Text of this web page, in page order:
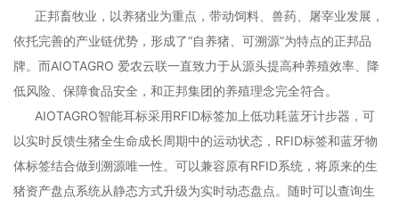
正邦畜牧业，以养猪业为重点，带动饲料、兽药、屠宰业发展，
依托完善的产业链优势，形成了“自养猪、可溯源”为特点的正邦品
牌。而AIOTAGRO 爱农云联一直致力于从源头提高种养殖效率、降
低风险、保障食品安全，和正邦集团的养殖理念完全符合。
AIOTAGRO智能耳标采用RFID标签加上低功耗蓝牙计步器，可
以实时反馈生猪全生命成长周期中的运动状态，RFID标签和蓝牙物
体标签结合做到溯源唯一性。可以兼容原有RFID系统，将原来的生
猪资产盘点系统从静态方式升级为实时动态盘点。随时可以查询生